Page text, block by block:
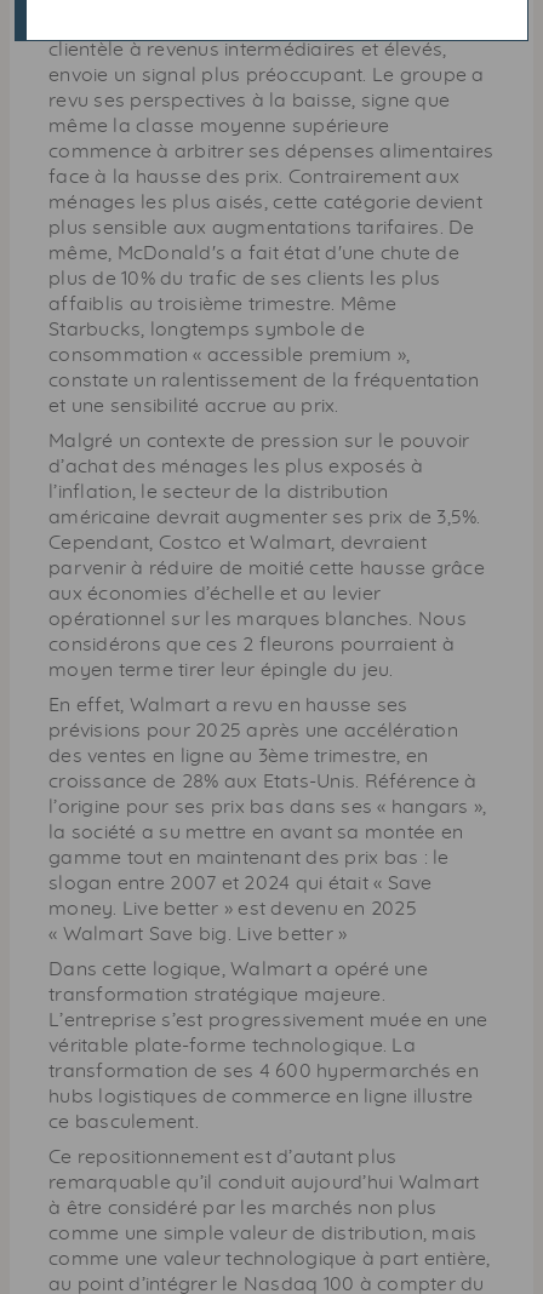
clientèle à revenus intermédiaires et élevés,
envoie un signal plus préoccupant. Le groupe a
revu ses perspectives à la baisse, signe que
même la classe moyenne supérieure
commence à arbitrer ses dépenses alimentaires
face à la hausse des prix. Contrairement aux
ménages les plus aisés, cette catégorie devient
plus sensible aux augmentations tarifaires. De
même, McDonald's a fait état d'une chute de
plus de 10% du trafic de ses clients les plus
affaiblis au troisième trimestre. Même
Starbucks, longtemps symbole de
consommation « accessible premium »,
constate un ralentissement de la fréquentation
et une sensibilité accrue au prix.
Malgré un contexte de pression sur le pouvoir
d’achat des ménages les plus exposés à
l’inflation, le secteur de la distribution
américaine devrait augmenter ses prix de 3,5%.
Cependant, Costco et Walmart, devraient
parvenir à réduire de moitié cette hausse grâce
aux économies d’échelle et au levier
opérationnel sur les marques blanches. Nous
considérons que ces 2 fleurons pourraient à
moyen terme tirer leur épingle du jeu.
En effet, Walmart a revu en hausse ses
prévisions pour 2025 après une accélération
des ventes en ligne au 3ème trimestre, en
croissance de 28% aux Etats-Unis. Référence à
l’origine pour ses prix bas dans ses « hangars »,
la société a su mettre en avant sa montée en
gamme tout en maintenant des prix bas : le
slogan entre 2007 et 2024 qui était « Save
money. Live better » est devenu en 2025
« Walmart Save big. Live better »
Dans cette logique, Walmart a opéré une
transformation stratégique majeure.
L’entreprise s’est progressivement muée en une
véritable plate-forme technologique. La
transformation de ses 4 600 hypermarchés en
hubs logistiques de commerce en ligne illustre
ce basculement.
Ce repositionnement est d’autant plus
remarquable qu’il conduit aujourd’hui Walmart
à être considéré par les marchés non plus
comme une simple valeur de distribution, mais
comme une valeur technologique à part entière,
au point d’intégrer le Nasdaq 100 à compter du